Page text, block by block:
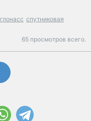
спутниковая
65 просмотров всего.